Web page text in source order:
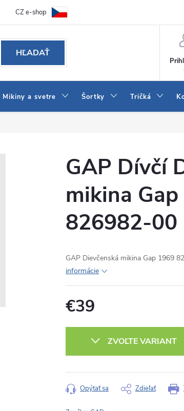
Ako vybrať džínsy Wrangler a LEE
CZ e-shop
HĽADAŤ
Mikiny a svetre Šortky Tričká
GAP Dívčí
mikina
826982-00
GAP Dievčenská mikina Gap 1969
informácie
€39
ZVOĽTE VARIANT
Opýtať sa Zdieľať